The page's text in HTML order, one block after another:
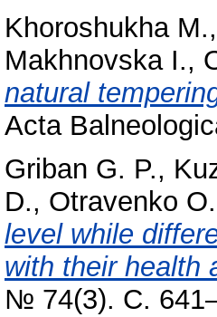
Khoroshukha M.,
Makhnovska I.,
natural
Acta
Griban G. P.,
D., Otravenko O.
level while
with their health
№ 74(3). С.